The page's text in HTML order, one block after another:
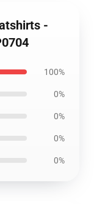
-
100%
0%
0%
0%
0%